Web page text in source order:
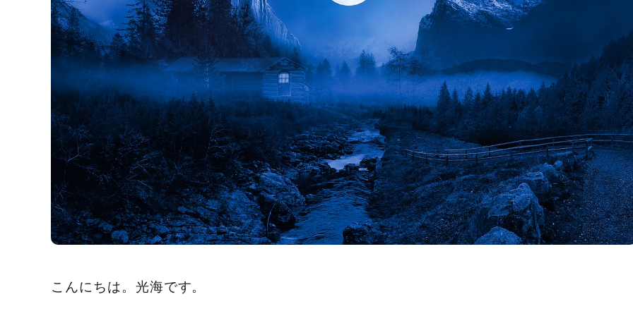
こんにちは。光海です。